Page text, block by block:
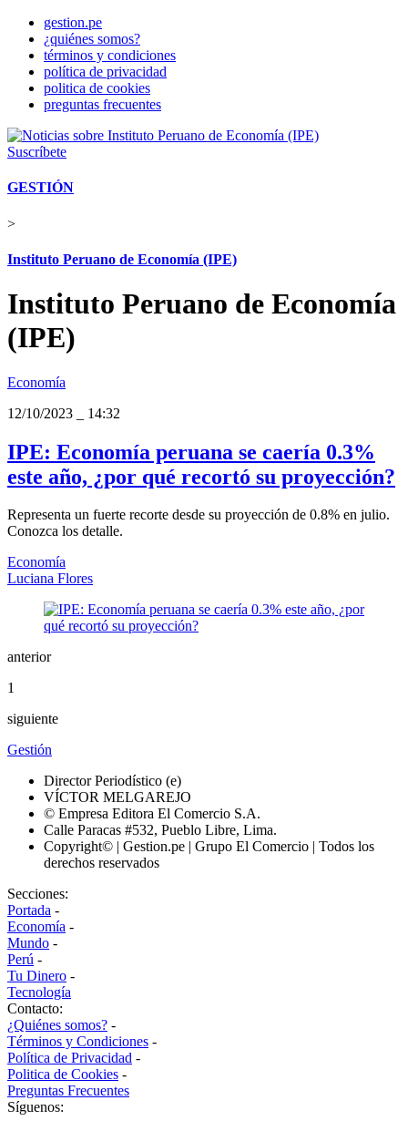
gestion.pe
¿quiénes somos?
términos y condiciones
política de privacidad
politica de cookies
preguntas frecuentes
Suscríbete
GESTIÓN
>
Instituto Peruano de Economía (IPE)
Instituto Peruano de Economía
(IPE)
Economía
12/10/2023
14:32
IPE: Economía peruana se caería 0.3%
este año, ¿por qué recortó su proyección?
Representa un fuerte recorte desde su proyección de 0.8% en julio.
Conozca los detalle.
Economía
Luciana Flores
anterior
1
siguiente
Gestión
Director Periodístico (e)
VÍCTOR MELGAREJO
© Empresa Editora El Comercio S.A.
Calle Paracas #532, Pueblo Libre, Lima.
Copyright© | Gestion.pe | Grupo El Comercio | Todos los
derechos reservados
Secciones:
Portada -
Economía -
Mundo -
Perú -
Tu Dinero -
Tecnología
Contacto:
¿Quiénes somos? -
Términos y Condiciones -
Política de Privacidad -
Politica de Cookies -
Preguntas Frecuentes
Síguenos: